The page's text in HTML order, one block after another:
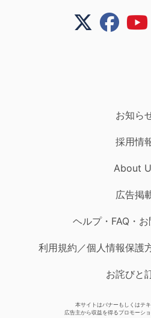
お知ら
採用情
About
広告掲
ヘルプ・FAQ・
利用規約／個人情報保護
お詫びと
本サイトはバナーもしくはテ
広告主から収益を得るプロモーシ